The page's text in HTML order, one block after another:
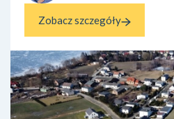
Zobacz szczegóły